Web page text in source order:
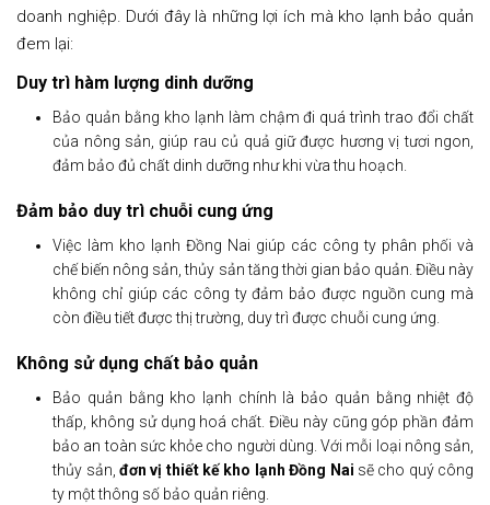
doanh nghiệp. Dưới đây là những lợi ích mà kho lạnh bảo quản
đem lại:
Duy trì hàm lượng dinh dưỡng
Bảo quản bằng kho lạnh làm chậm đi quá trình trao đổi chất
của nông sản, giúp rau củ quả giữ được hương vị tươi ngon,
đảm bảo đủ chất dinh dưỡng như khi vừa thu hoạch.
Đảm bảo duy trì chuỗi cung ứng
Việc làm kho lạnh Đồng Nai giúp các công ty phân phối và
chế biến nông sản, thủy sản tăng thời gian bảo quản. Điều này
không chỉ giúp các công ty đảm bảo được nguồn cung mà
còn điều tiết được thị trường, duy trì được chuỗi cung ứng.
Không sử dụng chất bảo quản
Bảo quản bằng kho lạnh chính là bảo quản bằng nhiệt độ
thấp, không sử dụng hoá chất. Điều này cũng góp phần đảm
bảo an toàn sức khỏe cho người dùng. Với mỗi loại nông sản,
thủy sản, đơn vị thiết kế kho lạnh Đồng Nai sẽ cho quý công
ty một thông số bảo quản riêng.